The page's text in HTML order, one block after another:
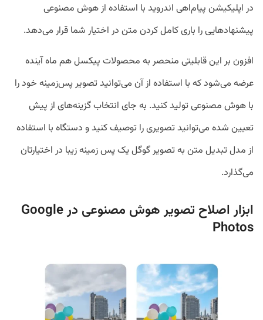
در اپلیکیشن پیام‌اهی اندروید با استفاده از هوش مصنوعی
پیشنهاد‌هایی را باری کامل کردن متن در اختیار شما قرار می‌دهد.
افزون بر این قابلیتی منحصر به محصولات پیکسل‌ هم ماه آینده
عرضه می‌شود که با استفاده از آن می‌توانید تصویر پس‌زمینه خود را
با هوش مصنوعی تولید کنید. به جای انتخاب گزینه‌های از پیش
تعیین شده می‌توانید تصویری را توصیف کنید و دستگاه با استفاده
از مدل تبدیل متن به تصویر گوگل یک پس زمینه زیبا در اختیارتان
می‌گذارد.
ابزار اصلاح تصویر هوش مصنوعی در Google
Photos